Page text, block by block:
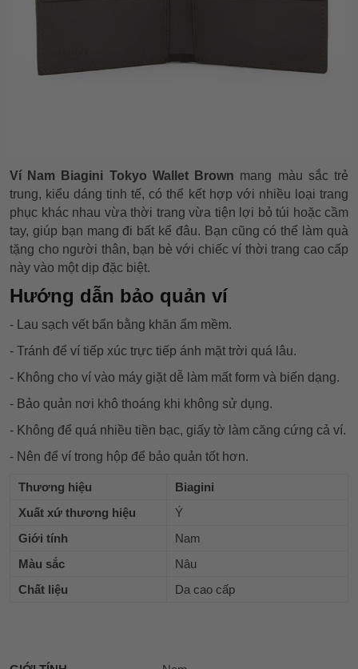
Ví Nam Biagini Tokyo Wallet Brown mang màu sắc trẻ
trung, kiểu dáng tinh tế, có thể kết hợp với nhiều loại trang
phục khác nhau vừa thời trang vừa tiện lợi bỏ túi hoặc cầm
tay, giúp bạn mang đi bất kể đâu. Bạn cũng có thể làm quà
tặng cho người thân, bạn bè với chiếc ví thời trang cao cấp
này vào một dịp đặc biệt.
Hướng dẫn bảo quản ví
- Lau sạch vết bẩn bằng khăn ẩm mềm.
- Tránh để ví tiếp xúc trực tiếp ánh mặt trời quá lâu.
- Không cho ví vào máy giặt dễ làm mất form và biến dạng.
- Bảo quản nơi khô thoáng khi không sử dụng.
- Không để quá nhiều tiền bạc, giấy tờ làm căng cứng cả ví.
- Nên để ví trong hộp để bảo quản tốt hơn.
Thương hiệu
Biagini
Xuất xứ thương hiệu
Ý
Giới tính
Nam
Màu sắc
Nâu
Chất liệu
Da cao cấp